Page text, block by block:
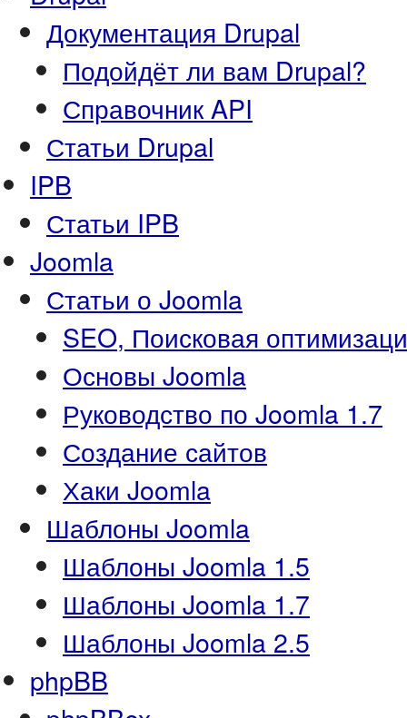
Документация Drupal
Подойдёт ли вам Drupal?
Справочник API
Статьи Drupal
IPB
Статьи IPB
Joomla
Статьи о Joomla
SEO, Поисковая
Основы Joomla
Руководство по Joomla 1.7
Создание сайтов
Хаки Joomla
Шаблоны Joomla
Шаблоны Joomla 1.5
Шаблоны Joomla 1.7
Шаблоны Joomla 2.5
phpBB